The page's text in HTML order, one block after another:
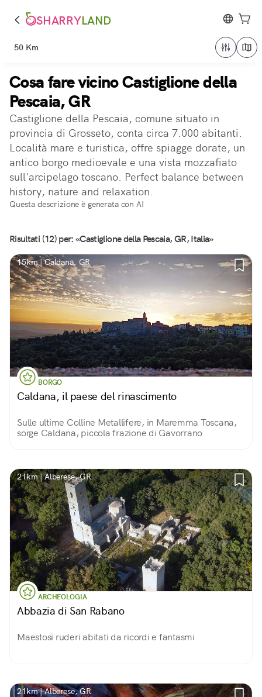
SHARRYLAND
50 Km
Cosa fare vicino Castiglione della
Pescaia, GR
Castiglione della Pescaia, comune situato in
provincia di Grosseto, conta circa 7.000 abitanti.
Località mare e turistica, offre spiagge dorate, un
antico borgo medioevale e una vista mozzafiato
sull'arcipelago toscano. Perfect balance between
history, nature and relaxation.
Questa descrizione è generata con AI
Risultati (12) per: «Castiglione della Pescaia, GR, Italia»
15km | Caldana, GR
BORGO
Caldana, il paese del rinascimento
Sulle ultime Colline Metallifere, in Maremma Toscana,
sorge Caldana, piccola frazione di Gavorrano
21km | Alberese, GR
ARCHEOLOGIA
Abbazia di San Rabano
Maestosi ruderi abitati da ricordi e fantasmi
21km | Alberese, GR